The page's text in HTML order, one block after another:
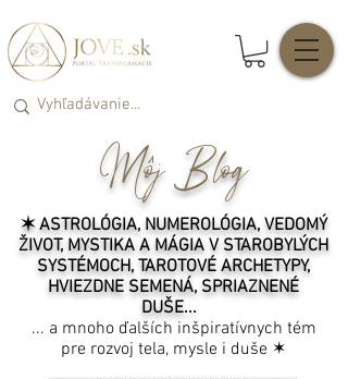
Môj Blog
✶ ASTROLÓGIA, NUMEROLÓGIA, VEDOMÝ
ŽIVOT, MYSTIKA A MÁGIA V STAROBYLÝCH
SYSTÉMOCH, TAROTOVÉ ARCHETYPY,
HVIEZDNE SEMENÁ, SPRIAZNENÉ
DUŠE...
... a mnoho ďalších inšpiratívnych tém
pre rozvoj tela, mysle i duše ✶